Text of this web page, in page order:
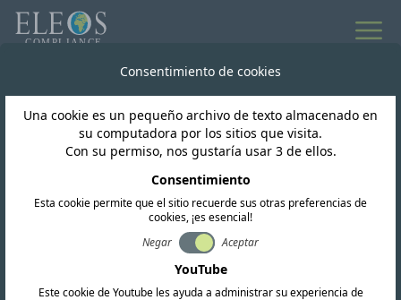
Trinidad y Tobago
Nov01 Solicitud de
Comentarios en
Documento Consultivo
(Primera Ronda)
Consentimiento de cookies
Una cookie es un pequeño archivo de texto almacenado en
su computadora por los sitios que visita.
Con su permiso, nos gustaría usar 3 de ellos.
Consentimiento
Esta cookie permite que el sitio recuerde sus otras preferencias de
cookies, ¡es esencial!
Negar
Aceptar
YouTube
Este cookie de Youtube les ayuda a administrar su experiencia de